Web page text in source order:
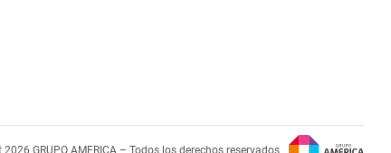
GRUPO AMERICA – Todos los derechos reservados